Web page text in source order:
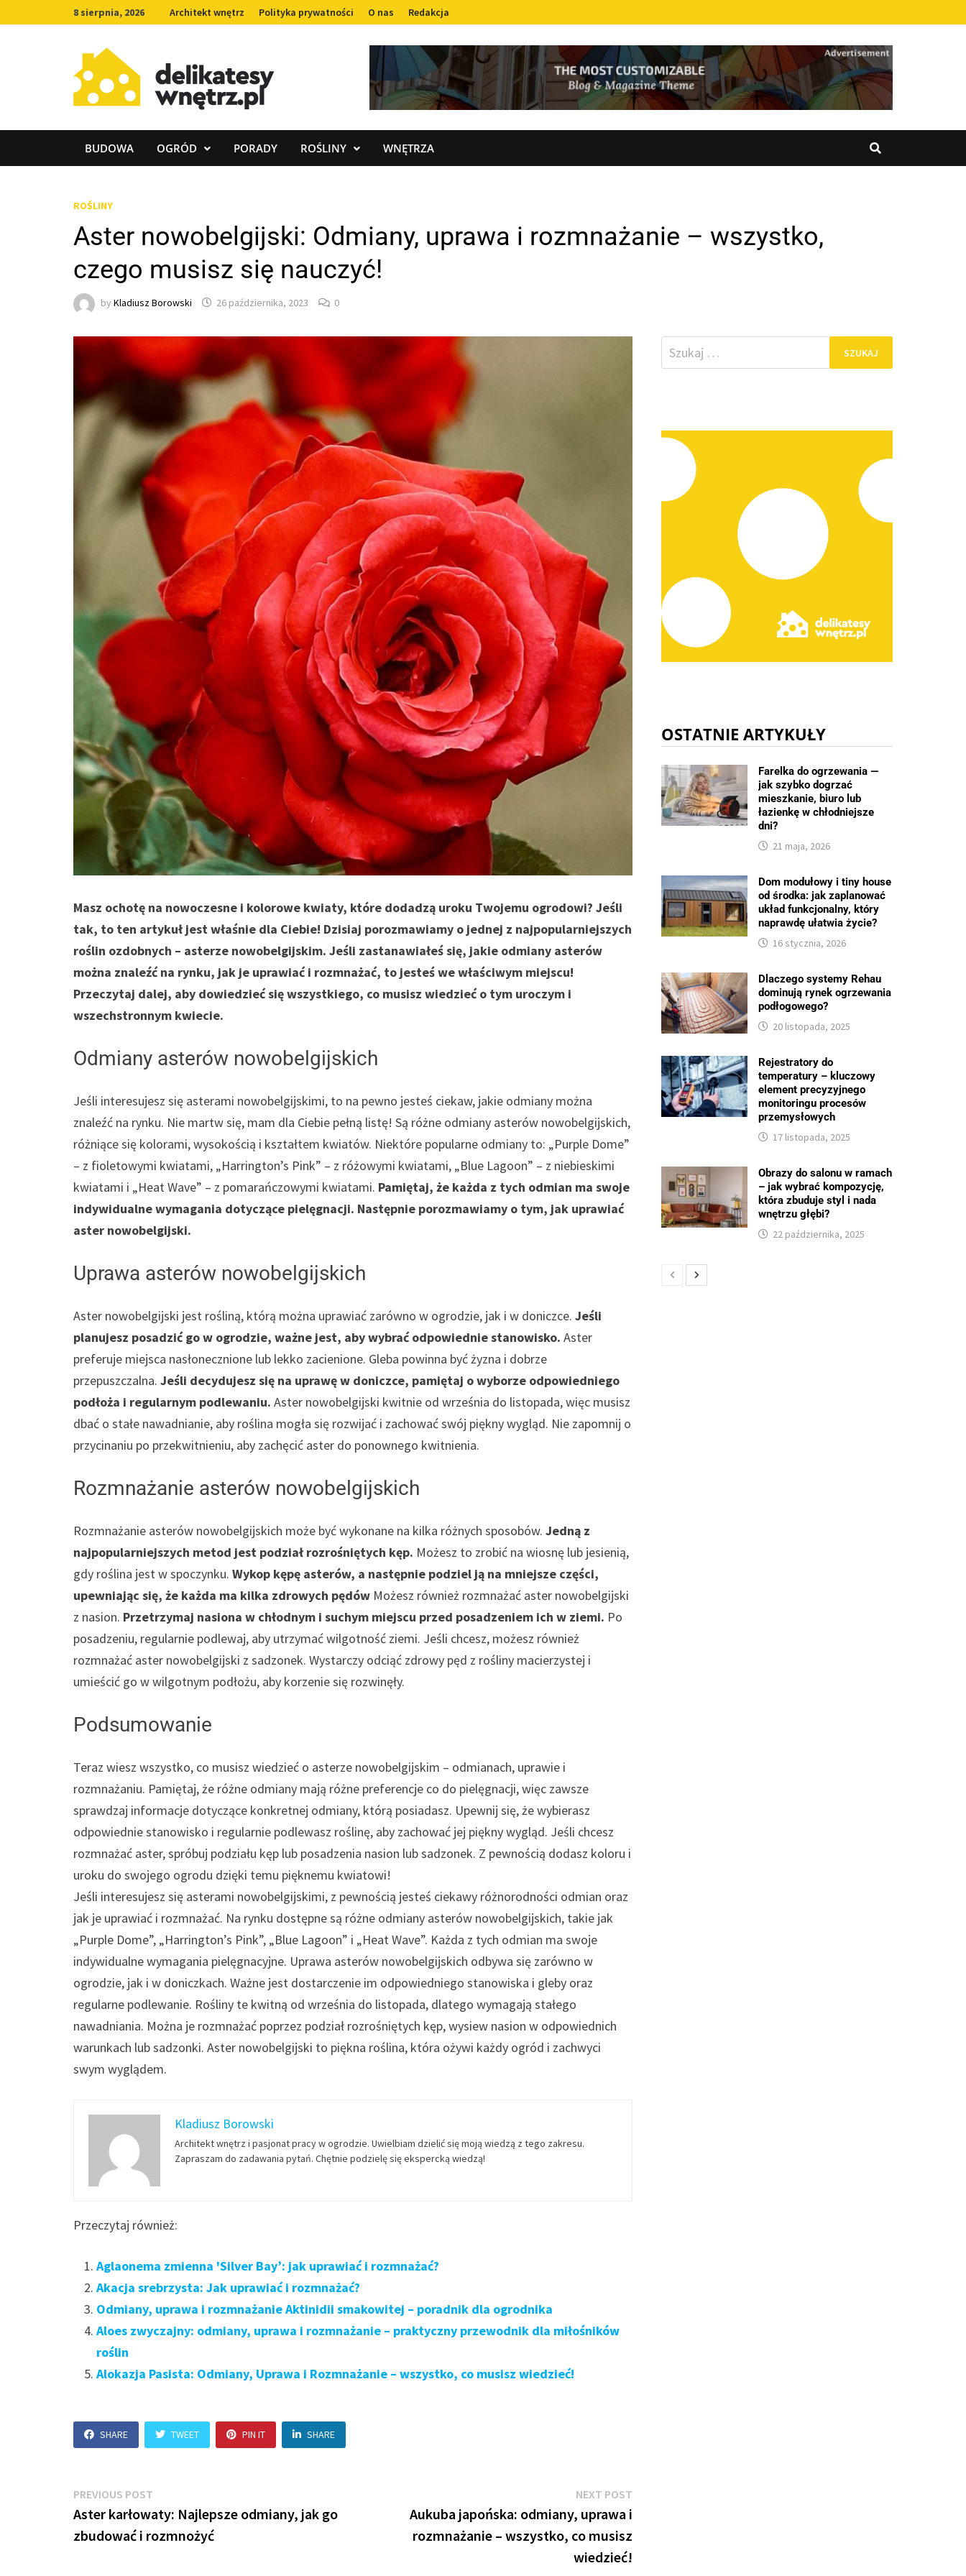
to
8 sierpnia, 2026 Architekt wnętrz Polityka prywatności O nas Redakcja
BUDOWA OGRÓD PORADY ROŚLINY WNĘTRZA
ROŚLINY
Aster nowobelgijski: Odmiany, uprawa i rozmnażanie – wszystko,
czego musisz się nauczyć!
by Kladiusz Borowski 26 października, 2023 0
Masz ochotę na nowoczesne i kolorowe kwiaty, które dodadzą uroku Twojemu ogrodowi? Jeśli
tak, to ten artykuł jest właśnie dla Ciebie! Dzisiaj porozmawiamy o jednej z najpopularniejszych
roślin ozdobnych – asterze nowobelgijskim. Jeśli zastanawiałeś się, jakie odmiany asterów
można znaleźć na rynku, jak je uprawiać i rozmnażać, to jesteś we właściwym miejscu!
Przeczytaj dalej, aby dowiedzieć się wszystkiego, co musisz wiedzieć o tym uroczym i
wszechstronnym kwiecie.
Odmiany asterów nowobelgijskich
Jeśli interesujesz się asterami nowobelgijskimi, to na pewno jesteś ciekaw, jakie odmiany można
znaleźć na rynku. Nie martw się, mam dla Ciebie pełną listę! Są różne odmiany asterów nowobelgijskich,
różniące się kolorami, wysokością i kształtem kwiatów. Niektóre popularne odmiany to: „Purple Dome”
– z fioletowymi kwiatami, „Harrington’s Pink” – z różowymi kwiatami, „Blue Lagoon” – z niebieskimi
kwiatami i „Heat Wave” – z pomarańczowymi kwiatami. Pamiętaj, że każda z tych odmian ma swoje
indywidualne wymagania dotyczące pielęgnacji. Następnie porozmawiamy o tym, jak uprawiać
aster nowobelgijski.
Uprawa asterów nowobelgijskich
Aster nowobelgijski jest rośliną, którą można uprawiać zarówno w ogrodzie, jak i w doniczce. Jeśli
planujesz posadzić go w ogrodzie, ważne jest, aby wybrać odpowiednie stanowisko. Aster
preferuje miejsca nasłonecznione lub lekko zacienione. Gleba powinna być żyzna i dobrze
przepuszczalna. Jeśli decydujesz się na uprawę w doniczce, pamiętaj o wyborze odpowiedniego
podłoża i regularnym podlewaniu. Aster nowobelgijski kwitnie od września do listopada, więc musisz
dbać o stałe nawadnianie, aby roślina mogła się rozwijać i zachować swój piękny wygląd. Nie zapomnij o
przycinaniu po przekwitnieniu, aby zachęcić aster do ponownego kwitnienia.
Rozmnażanie asterów nowobelgijskich
Rozmnażanie asterów nowobelgijskich może być wykonane na kilka różnych sposobów. Jedną z
najpopularniejszych metod jest podział rozrośniętych kęp. Możesz to zrobić na wiosnę lub jesienią,
gdy roślina jest w spoczynku. Wykop kępę asterów, a następnie podziel ją na mniejsze części,
upewniając się, że każda ma kilka zdrowych pędów Możesz również rozmnażać aster nowobelgijski
z nasion. Przetrzymaj nasiona w chłodnym i suchym miejscu przed posadzeniem ich w ziemi. Po
posadzeniu, regularnie podlewaj, aby utrzymać wilgotność ziemi. Jeśli chcesz, możesz również
rozmnażać aster nowobelgijski z sadzonek. Wystarczy odciąć zdrowy pęd z rośliny macierzystej i
umieścić go w wilgotnym podłożu, aby korzenie się rozwinęły.
Podsumowanie
Teraz wiesz wszystko, co musisz wiedzieć o asterze nowobelgijskim – odmianach, uprawie i
rozmnażaniu. Pamiętaj, że różne odmiany mają różne preferencje co do pielęgnacji, więc zawsze
sprawdzaj informacje dotyczące konkretnej odmiany, którą posiadasz. Upewnij się, że wybierasz
odpowiednie stanowisko i regularnie podlewasz roślinę, aby zachować jej piękny wygląd. Jeśli chcesz
rozmnażać aster, spróbuj podziału kęp lub posadzenia nasion lub sadzonek. Z pewnością dodasz koloru i
uroku do swojego ogrodu dzięki temu pięknemu kwiatowi!
Jeśli interesujesz się asterami nowobelgijskimi, z pewnością jesteś ciekawy różnorodności odmian oraz
jak je uprawiać i rozmnażać. Na rynku dostępne są różne odmiany asterów nowobelgijskich, takie jak
„Purple Dome”, „Harrington’s Pink”, „Blue Lagoon” i „Heat Wave”. Każda z tych odmian ma swoje
indywidualne wymagania pielęgnacyjne. Uprawa asterów nowobelgijskich odbywa się zarówno w
ogrodzie, jak i w doniczkach. Ważne jest dostarczenie im odpowiedniego stanowiska i gleby oraz
regularne podlewanie. Rośliny te kwitną od września do listopada, dlatego wymagają stałego
nawadniania. Można je rozmnażać poprzez podział rozrośniętych kęp, wysiew nasion w odpowiednich
warunkach lub sadzonki. Aster nowobelgijski to piękna roślina, która ożywi każdy ogród i zachwyci
swym wyglądem.
Kladiusz Borowski
Architekt wnętrz i pasjonat pracy w ogrodzie. Uwielbiam dzielić się moją wiedzą z tego zakresu.
Zapraszam do zadawania pytań. Chętnie podzielę się ekspercką wiedzą!
Przeczytaj również:
Aglaonema zmienna 'Silver Bay’: jak uprawiać i rozmnażać?
Akacja srebrzysta: Jak uprawiać i rozmnażać?
Odmiany, uprawa i rozmnażanie Aktinidii smakowitej – poradnik dla ogrodnika
Aloes zwyczajny: odmiany, uprawa i rozmnażanie – praktyczny przewodnik dla miłośników
roślin
Alokazja Pasista: Odmiany, Uprawa i Rozmnażanie – wszystko, co musisz wiedzieć!
SHARE TWEET PIN IT SHARE
Nawigacja
wpisu
PREVIOUS POST
post:
Aster karłowaty: Najlepsze odmiany, jak go
zbudować i rozmnożyć
NEXT POST
Aukuba japońska: odmiany, uprawa i
rozmnażanie – wszystko, co musisz
wiedzieć!
Szukaj:
OSTATNIE ARTYKUŁY
Farelka do ogrzewania —
jak szybko dogrzać
mieszkanie, biuro lub
łazienkę w chłodniejsze
dni?
21 maja, 2026
Dom modułowy i tiny house
od środka: jak zaplanować
układ funkcjonalny, który
naprawdę ułatwia życie?
16 stycznia, 2026
Dlaczego systemy Rehau
dominują rynek ogrzewania
podłogowego?
20 listopada, 2025
Rejestratory do
temperatury – kluczowy
element precyzyjnego
monitoringu procesów
przemysłowych
17 listopada, 2025
Obrazy do salonu w ramach
– jak wybrać kompozycję,
która zbuduje styl i nada
wnętrzu głębi?
22 października, 2025